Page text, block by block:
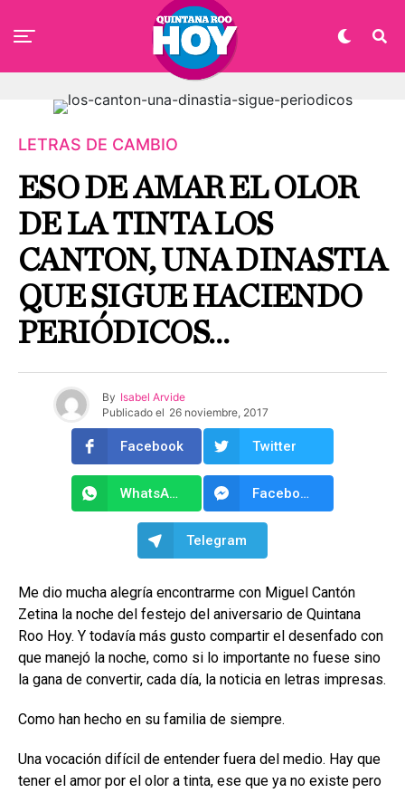
LETRAS DE CAMBIO
ESO DE AMAR EL OLOR
DE LA TINTA LOS
CANTON, UNA DINASTIA
QUE SIGUE HACIENDO
PERIÓDICOS…
By Isabel Arvide
Publicado el 26 noviembre, 2017
Facebook Twitter
WhatsApp Facebook Messenger
Telegram
Me dio mucha alegría encontrarme con Miguel Cantón
Zetina la noche del festejo del aniversario de Quintana
Roo Hoy. Y todavía más gusto compartir el desenfado con
que manejó la noche, como si lo importante no fuese sino
la gana de convertir, cada día, la noticia en letras impresas.
Como han hecho en su familia de siempre.
Una vocación difícil de entender fuera del medio. Hay que
tener el amor por el olor a tinta, ese que ya no existe pero